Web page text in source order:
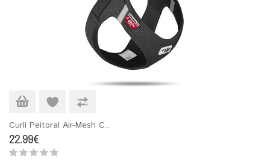
Curli Peitoral Air-Mesh C..
22.99€